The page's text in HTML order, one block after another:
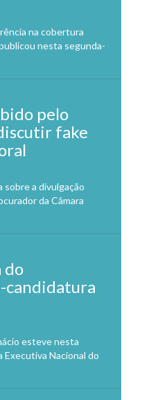
na cobertura
nesta segunda-
pelo
fake
a divulgação
da Câmara
do
candidatura
esteve nesta
Nacional do